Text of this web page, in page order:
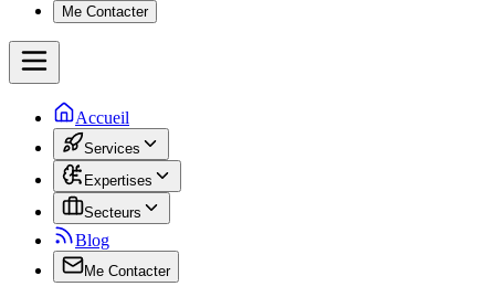
Me Contacter
Accueil
Services
Expertises
Secteurs
Blog
Me Contacter